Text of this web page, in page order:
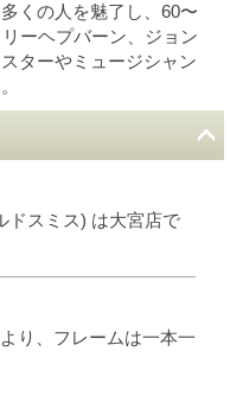
くの人を魅了し、60〜
ーヘプバーン、ジョン
ターやミュージシャン
ドスミス) は大宮店で
り、フレームは一本一